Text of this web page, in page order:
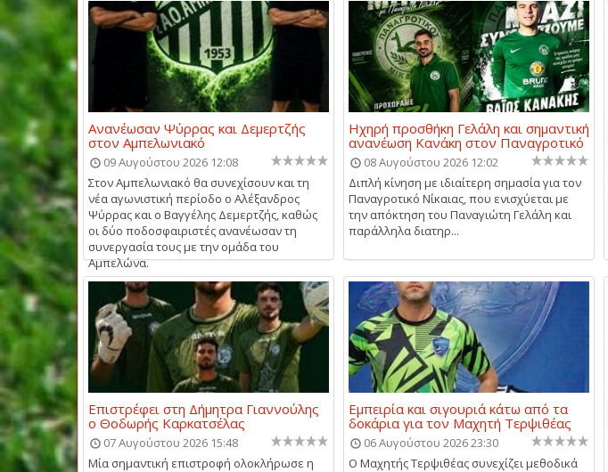
Ανανέωσαν Ψύρρας και Δεμερτζής
στον Αμπελωνιακό
09 Αυγούστου 2026 12:08
Στον Αμπελωνιακό θα συνεχίσουν και τη
νέα αγωνιστική περίοδο ο Αλέξανδρος
Ψύρρας και ο Βαγγέλης Δεμερτζής, καθώς
οι δύο ποδοσφαιριστές ανανέωσαν τη
συνεργασία τους με την ομάδα του
Αμπελώνα.
Ηχηρή προσθήκη Γελάλη και σημαντική
ανανέωση Κανάκη στον Παναγροτικό
08 Αυγούστου 2026 12:02
Διπλή κίνηση με ιδιαίτερη σημασία για τον
Παναγροτικό Νίκαιας, που ενισχύεται με
την απόκτηση του Παναγιώτη Γελάλη και
παράλληλα διατηρ...
Επιστρέφει στη Δήμητρα Γιαννούλης
ο Θοδωρής Καρκατσέλας
07 Αυγούστου 2026 15:48
Μία σημαντική επιστροφή ολοκλήρωσε η
Εμπειρία και σιγουριά κάτω από τα
δοκάρια για τον Μαχητή Τερψιθέας
06 Αυγούστου 2026 23:30
Ο Μαχητής Τερψιθέας συνεχίζει μεθοδικά